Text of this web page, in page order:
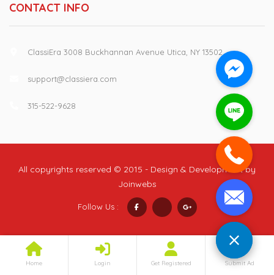
Home Login Get Registered Submit Ad
CONTACT INFO
ClassiEra 3008 Buckhannan Avenue Utica, NY 13502
support@classiera.com
315-522-9628
All copyrights reserved © 2015 - Design & Development by
Joinwebs
Follow Us :